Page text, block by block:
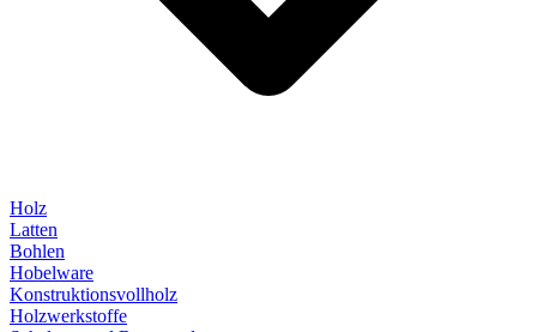
Holz
Latten
Bohlen
Hobelware
Konstruktionsvollholz
Holzwerkstoffe